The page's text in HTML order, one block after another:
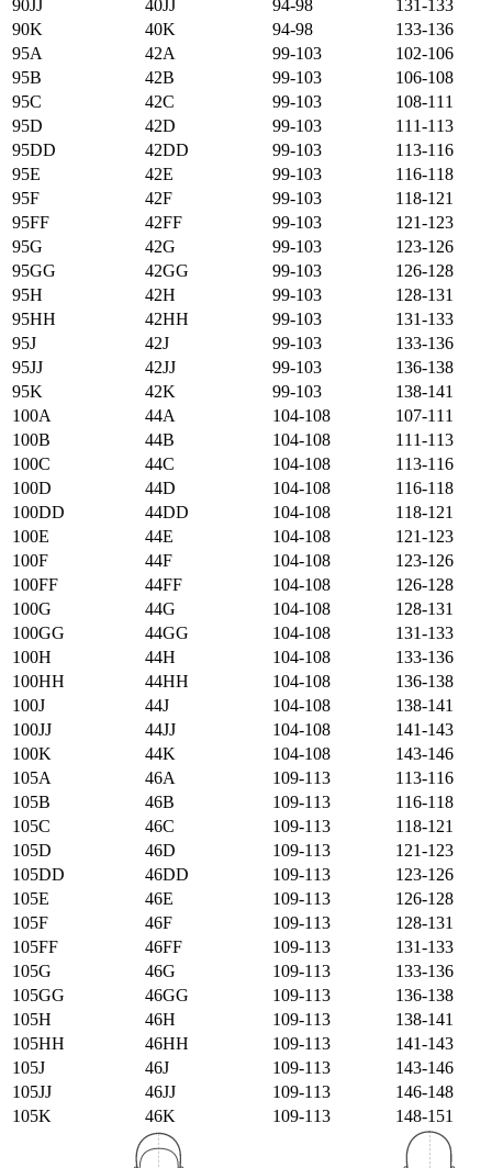
90JJ
40JJ 94-98
131-133
90K
40K 94-98
133-136
95А
42А 99-103
102-106
95B
42B 99-103
106-108
95C
42C 99-103
108-111
95D
42D 99-103
111-113
95DD
42DD 99-103
113-116
95E
42E 99-103
116-118
95F
42F 99-103
118-121
95FF
42FF 99-103
121-123
95G
42G 99-103
123-126
95GG
42GG 99-103
126-128
95H
42H 99-103
128-131
95HH
42HH 99-103
131-133
95J
42J 99-103
133-136
95JJ
42JJ 99-103
136-138
95K
42K 99-103
138-141
100А
44А 104-108
107-111
100B
44B 104-108
111-113
100C
44C 104-108
113-116
100D
44D 104-108
116-118
100DD
44DD 104-108
118-121
100E
44E 104-108
121-123
100F
44F 104-108
123-126
100FF
44FF 104-108
126-128
100G
44G 104-108
128-131
100GG
44GG 104-108
131-133
100H
44H 104-108
133-136
100HH
44HH 104-108
136-138
100J
44J 104-108
138-141
100JJ
44JJ 104-108
141-143
100K
44K 104-108
143-146
105А
46А 109-113
113-116
105B
46B 109-113
116-118
105C
46C 109-113
118-121
105D
46D 109-113
121-123
105DD
46DD 109-113
123-126
105E
46E 109-113
126-128
105F
46F 109-113
128-131
105FF
46FF 109-113
131-133
105G
46G 109-113
133-136
105GG
46GG 109-113
136-138
105H
46H 109-113
138-141
105HH
46HH 109-113
141-143
105J
46J 109-113
143-146
105JJ
46JJ 109-113
146-148
105K
46K 109-113 148-151